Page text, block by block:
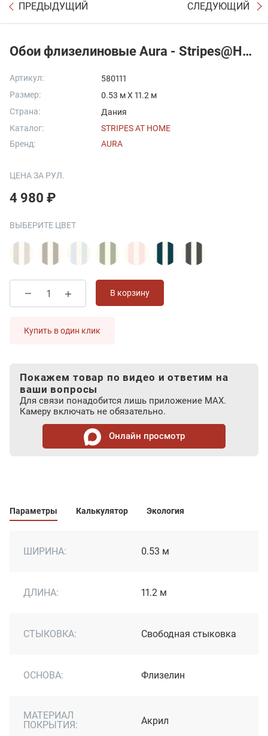
ПРЕДЫДУЩИЙ СЛЕДУЮЩИЙ
Обои флизелиновые Aura - Stripes@Home
Артикул:
580111
Размер:
0.53 м X 11.2 м
Страна:
Дания
Каталог:
STRIPES AT HOME
Бренд:
AURA
ЦЕНА ЗА РУЛ.
4 980 ₽
ВЫБЕРИТЕ ЦВЕТ
В корзину
Купить в один клик
Покажем товар по видео и ответим на
ваши вопросы
Для связи понадобится лишь приложение MAX.
Камеру включать не обязательно.
Онлайн просмотр
Параметры Калькулятор Экология
ШИРИНА: 0.53 м
ДЛИНА: 11.2 м
СТЫКОВКА: Свободная стыковка
ОСНОВА: Флизелин
МАТЕРИАЛ
ПОКРЫТИЯ:
Акрил